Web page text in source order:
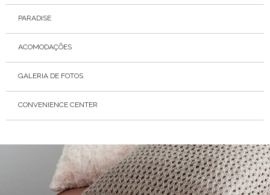
PARADISE
ACOMODAÇÕES
GALERIA DE FOTOS
CONVENIENCE CENTER